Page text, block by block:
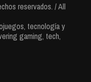
reservados. / All
tecnología y
gaming, tech,